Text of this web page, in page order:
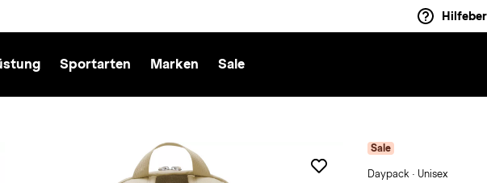
Sportarten Marken Sale
Sale
Daypack · Unisex